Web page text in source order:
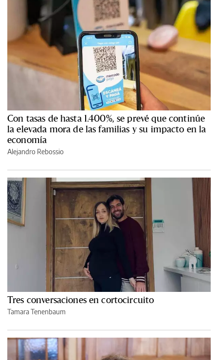
Con tasas de hasta 1.400%, se prevé que continúe
la elevada mora de las familias y su impacto en la
economía
Alejandro Rebossio
Tres conversaciones en cortocircuito
Tamara Tenenbaum